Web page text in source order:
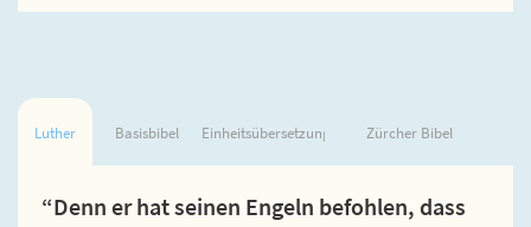
Luther Basisbibel Einheitsübersetzung Zürcher Bibel
“Denn er hat seinen Engeln befohlen, dass